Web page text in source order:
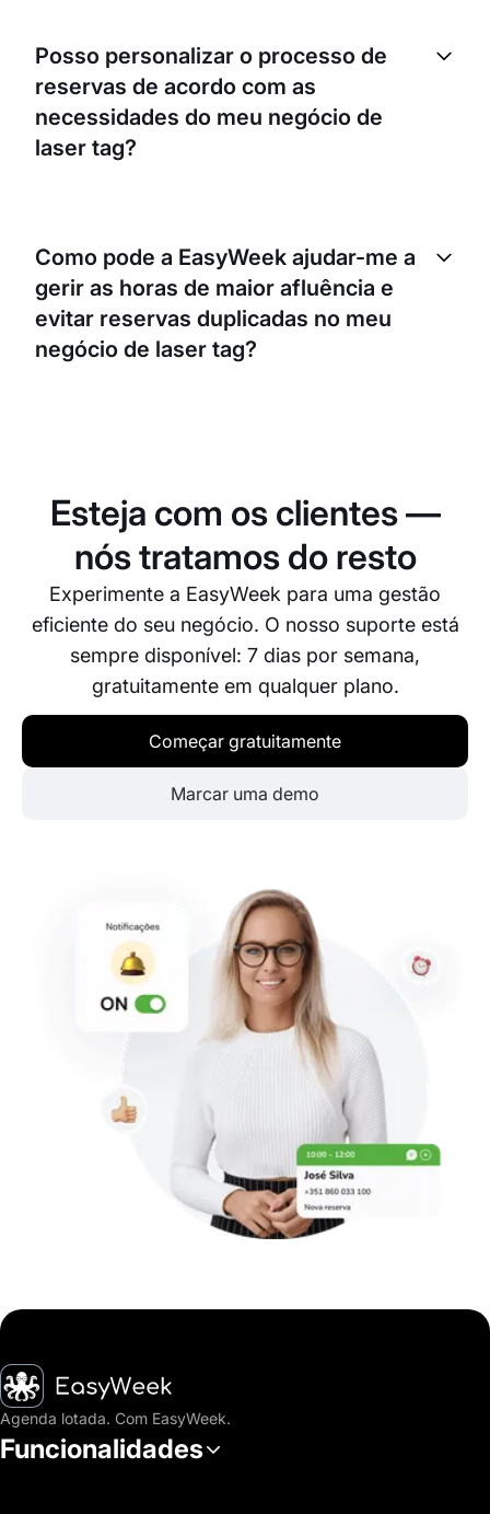
os seus clientes fazerem a reserva e o pagamento
ao mesmo tempo. Também garante um processo
de transação seguro.
Posso personalizar o processo de
reservas de acordo com as
necessidades do meu negócio de
laser tag?
reservas de acordo com as operações do seu
negócio e as necessidades dos clientes.
Como pode a EasyWeek ajudar-me a
gerir as horas de maior afluência e
evitar reservas duplicadas no meu
negócio de laser tag?
Fornece atualizações e notificações em tempo real,
para que esteja sempre a par do seu horário.
Esteja com os clientes —
nós tratamos do resto
Experimente a EasyWeek para uma gestão
eficiente do seu negócio. O nosso suporte está
sempre disponível: 7 dias por semana,
gratuitamente em qualquer plano.
Começar gratuitamente
Marcar uma demo
Página inicial
Agenda lotada. Com EasyWeek.
Funcionalidades